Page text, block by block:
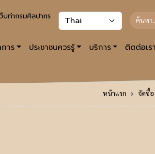
บท่ากรมศิลปากร
าร ประชาชนควรรู้ บริการ ติดต่อเรา
หน้าแรก จัดซื้อ